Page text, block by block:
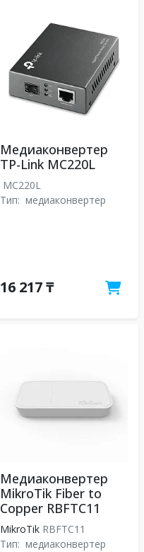
Медиаконвертер
TP-Link MC220L
MC220L
Тип: медиаконвертер
16 217 ₸
Медиаконвертер
MikroTik Fiber to
Copper RBFTC11
MikroTik RBFTC11
Тип: медиаконвертер